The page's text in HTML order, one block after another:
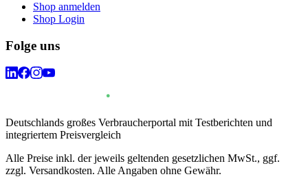
Shop anmelden
Shop Login
Folge uns
Deutschlands großes Verbraucherportal mit Testberichten und
integriertem Preisvergleich
Alle Preise inkl. der jeweils geltenden gesetzlichen MwSt., ggf.
zzgl. Versandkosten. Alle Angaben ohne Gewähr.